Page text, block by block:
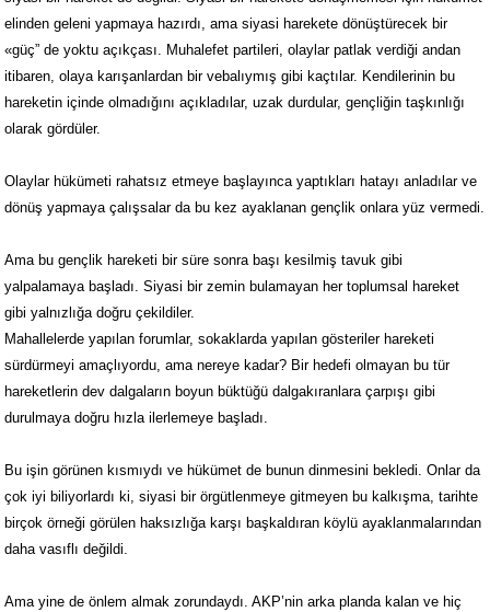
elinden geleni yapmaya hazırdı, ama siyasi harekete dönüştürecek bir
«güç” de yoktu açıkçası. Muhalefet partileri, olaylar patlak verdiği andan
itibaren, olaya karışanlardan bir vebalıymış gibi kaçtılar. Kendilerinin bu
hareketin içinde olmadığını açıkladılar, uzak durdular, gençliğin taşkınlığı
olarak gördüler.
Olaylar hükümeti rahatsız etmeye başlayınca yaptıkları hatayı anladılar ve
dönüş yapmaya çalışsalar da bu kez ayaklanan gençlik onlara yüz vermedi.
Ama bu gençlik hareketi bir süre sonra başı kesilmiş tavuk gibi
yalpalamaya başladı. Siyasi bir zemin bulamayan her toplumsal hareket
gibi yalnızlığa doğru çekildiler.
Mahallelerde yapılan forumlar, sokaklarda yapılan gösteriler hareketi
sürdürmeyi amaçlıyordu, ama nereye kadar? Bir hedefi olmayan bu tür
hareketlerin dev dalgaların boyun büktüğü dalgakıranlara çarpışı gibi
durulmaya doğru hızla ilerlemeye başladı.
Bu işin görünen kısmıydı ve hükümet de bunun dinmesini bekledi. Onlar da
çok iyi biliyorlardı ki, siyasi bir örgütlenmeye gitmeyen bu kalkışma, tarihte
birçok örneği görülen haksızlığa karşı başkaldıran köylü ayaklanmalarından
daha vasıflı değildi.
Ama yine de önlem almak zorundaydı. AKP’nin arka planda kalan ve hiç